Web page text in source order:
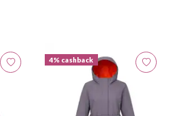
4% cashback